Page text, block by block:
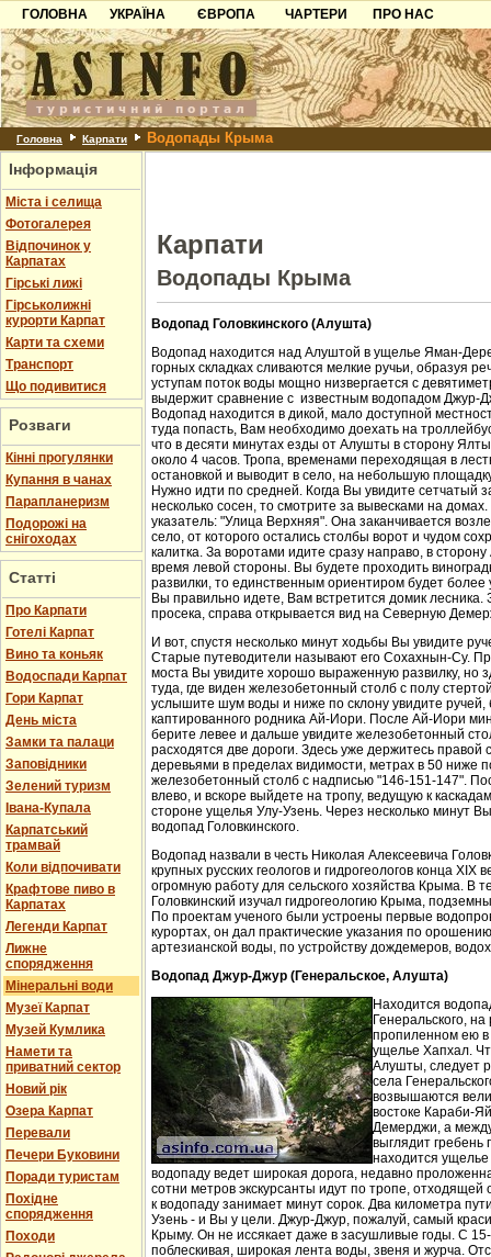
ГОЛОВНА
УКРАЇНА
Карпати
Азов
Причорноморря
Шацьк
ЄВРОПА
Чорногорія
Хорватія
Болгарія
Албанія
ЧАРТЕРИ
ПРО НАС
Контакти
Партнерам
Додати готель
Головна Карпати Водопады Крыма
Інформація
Міста і селища
Фотогалерея
Відпочинок у
Карпатах
Гірські лижі
Гірськолижні
курорти Карпат
Карти та схеми
Транспорт
Що подивитися
Розваги
Кінні прогулянки
Купання в чанах
Парапланеризм
Подорожі на
снігоходах
Статті
Про Карпати
Готелі Карпат
Вино та коньяк
Водоспади Карпат
Гори Карпат
День міста
Замки та палаци
Заповідники
Зелений туризм
Івана-Купала
Карпатський
трамвай
Коли відпочивати
Крафтове пиво в
Карпатах
Легенди Карпат
Лижне
спорядження
Мінеральні води
Музеї Карпат
Музей Кумлика
Намети та
приватний сектор
Новий рік
Озера Карпат
Перевали
Печери Буковини
Поради туристам
Похідне
спорядження
Походи
Карпати
Водопады Крыма
Водопад Головкинского (Алушта)
Водопад находится над Алуштой в ущелье Яман-
горных складках сливаются мелкие ручьи, образуя
уступам поток воды мощно низвергается с
выдержит сравнение с известным водопадом Джур-
Водопад находится в дикой, мало доступной
туда попасть, Вам необходимо доехать на
что в десяти минутах езды от Алушты в сторону
около 4 часов. Тропа, временами переходящая в
остановкой и выводит в село, на небольшую
Нужно идти по средней. Когда Вы увидите сетчатый
несколько сосен, то смотрите за вывесками на
указатель: "Улица Верхняя". Она заканчивается
село, от которого остались столбы ворот и чудом
калитка. За воротами идите сразу направо, в
время левой стороны. Вы будете проходить
развилки, то единственным ориентиром будет более
Вы правильно идете, Вам встретится домик лесника.
просека, справа открывается вид на Северную
И вот, спустя несколько минут ходьбы Вы увидите
Старые путеводители называют его Сохахнын-Су.
моста Вы увидите хорошо выраженную развилку, но
туда, где виден железобетонный столб с полу
услышите шум воды и ниже по склону увидите
каптированного родника Ай-Иори. После Ай-Иори
берите левее и дальше увидите железобетонный
расходятся две дороги. Здесь уже держитесь правой
деревьями в пределах видимости, метрах в 50 ниже
железобетонный столб с надписью "146-151-147".
влево, и вскоре выйдете на тропу, ведущую к
стороне ущелья Улу-Узень. Через несколько минут
водопад Головкинского.
Водопад назвали в честь Николая Алексеевича
крупных русских геологов и гидрогеологов конца XIX
огромную работу для сельского хозяйства Крыма. В
Головкинский изучал гидрогеологию Крыма,
По проектам ученого были устроены первые
курортах, он дал практические указания по
артезианской воды, по устройству дождемеров,
Водопад Джур-Джур (Генеральское, Алушта)
Находится
Генеральского,
пропиленном ею в
ущелье Хапхал.
Алушты, следует
села
возвышаются
востоке Караби-
Демерджи, а
выглядит гребень
находится
водопаду ведет широкая дорога, недавно
сотни метров экскурсанты идут по тропе, отходящей
к водопаду занимает минут сорок. Два километра
Узень - и Вы у цели. Джур-Джур, пожалуй, самый
Крыму. Он не иссякает даже в засушливые годы. С
поблескивая, широкая лента воды, звеня и журча.